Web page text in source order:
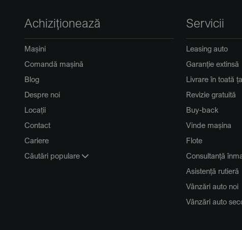
Achiziționează
Mașini
Comandă mașină
Blog
Despre noi
Locații
Contact
Cariere
Căutări populare
Servicii
Leasing auto
Garanție extinsă
Livrare în toată
Revizie gratuită
Buy-back
Vinde mașina
Flote
Consultanță
Asistență rutieră
Vânzări auto noi
Vânzări auto